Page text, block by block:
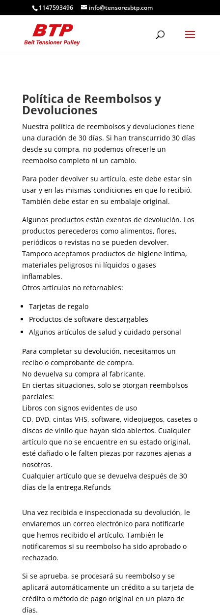
1147593496 info@tensoresbtp.com
Política de Reembolsos y
Devoluciones
Nuestra política de reembolsos y devoluciones tiene
una duración de 30 días. Si han transcurrido 30 días
desde su compra, no podemos ofrecerle un
reembolso completo ni un cambio.
Para poder devolver su artículo, este debe estar sin
usar y en las mismas condiciones en que lo recibió.
También debe estar en su embalaje original.
Algunos productos están exentos de devolución. Los
productos perecederos como alimentos, flores,
periódicos o revistas no se pueden devolver.
Tampoco aceptamos productos de higiene íntima,
materiales peligrosos ni líquidos o gases
inflamables.
Otros artículos no retornables:
Tarjetas de regalo
Productos de software descargables
Algunos artículos de salud y cuidado personal
Para completar su devolución, necesitamos un
recibo o comprobante de compra.
No devuelva su compra al fabricante.
En ciertas situaciones, solo se otorgan reembolsos
parciales:
Libros con signos evidentes de uso
CD, DVD, cintas VHS, software, videojuegos, casetes o
discos de vinilo que hayan sido abiertos. Cualquier
artículo que no se encuentre en su estado original,
esté dañado o le falten piezas por razones ajenas a
nosotros.
Cualquier artículo que se devuelva después de 30
días de la entrega.Refunds
Una vez recibida e inspeccionada su devolución, le
enviaremos un correo electrónico para notificarle
que hemos recibido el artículo. También le
notificaremos si su reembolso ha sido aprobado o
rechazado.
Si se aprueba, se procesará su reembolso y se
aplicará automáticamente un crédito a su tarjeta de
crédito o método de pago original en un plazo de
días.